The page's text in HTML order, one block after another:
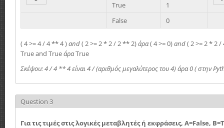
True
1
False
0
( 4 >= 4 / 4 ** 4 )and( 2 >= 2 * 2 / 2 ** 2)άρα( 4 >= 0)and( 2 >= 2 * 2 /
True and TrueάραTrue
Σκέψου: 4 / 4 ** 4 είναι 4 / (αριθμός μεγαλύτερος του 4) άρα 0 ( στην
Question 3
Για τις τιμές στις λογικές μεταβλητές ή εκφράσεις, Α=False,